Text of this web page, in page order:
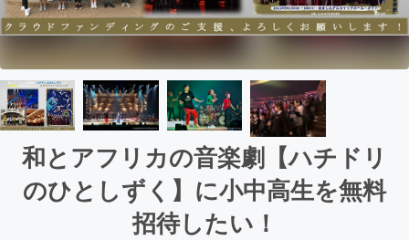
和とアフリカの音楽劇【ハチドリ
のひとしずく】に小中高生を無料
招待したい！